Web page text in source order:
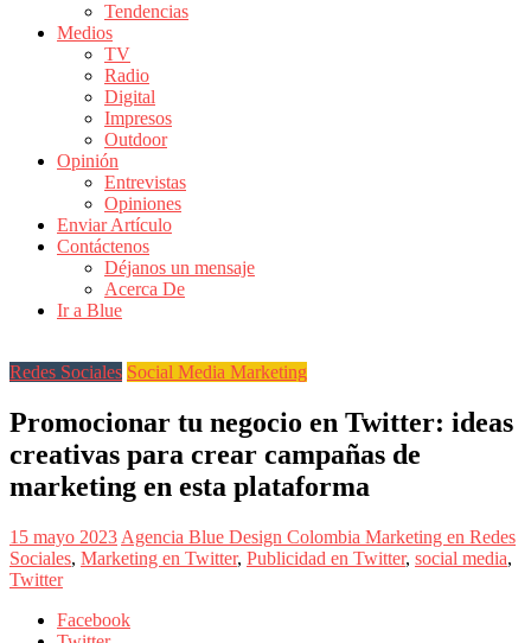
Actualidad
Mercadeo
Colombia
Revistas
Actualidad
Colombia
iBlue
Marketing
|
Magazine
de
Publicidad,
Mercadeo
Medios
de
la
Blue
Tendencias
Medios
TV
Radio
Digital
Impresos
Outdoor
Opinión
Entrevistas
Opiniones
Enviar Artículo
Contáctenos
Déjanos un mensaje
Acerca De
Ir a Blue
Redes Sociales Social Media Marketing
Promocionar tu negocio en Twitter: ideas
creativas para crear campañas de
marketing en esta plataforma
15 mayo 2023 Agencia Blue Design Colombia Marketing en Redes
Sociales, Marketing en Twitter, Publicidad en Twitter, social media,
Twitter
Facebook